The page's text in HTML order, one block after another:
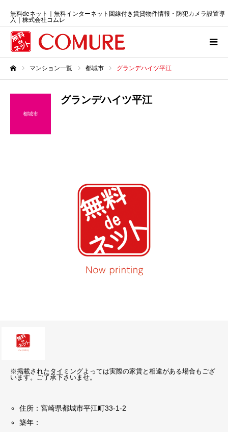
無料deネット｜無料インターネット回線付き賃貸物件情報・防犯カメラ設置導
入｜株式会社コムレ
マンション一覧 都城市 グランデハイツ平江
都城市
グランデハイツ平江
※掲載されたタイミングよっては実際の家賃と相違がある場合もござ
います。ご了承下さいませ。
住所：宮崎県都城市平江町33-1-2
築年：